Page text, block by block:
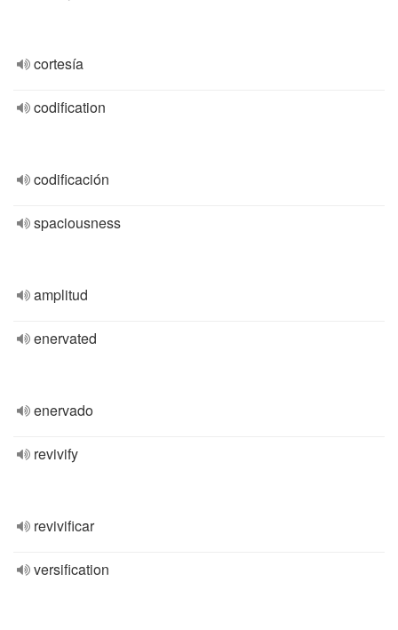
cortesía
codification
codificación
spaciousness
amplitud
enervated
enervado
revivify
revivificar
versification